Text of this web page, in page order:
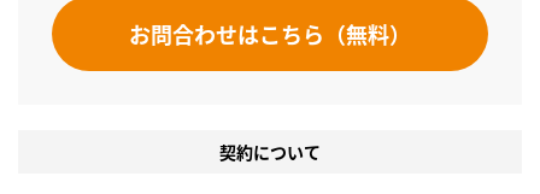
お問合わせはこちら（無料）
契約について